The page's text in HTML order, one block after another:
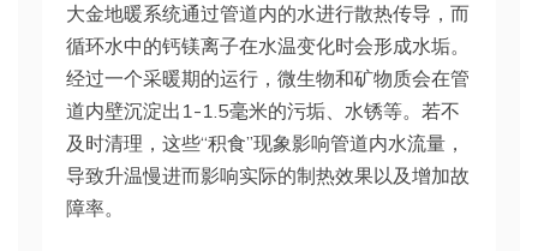
大金地暖系统通过管道内的水进行散热传导，而
循环水中的钙镁离子在水温变化时会形成水垢。
经过一个采暖期的运行，微生物和矿物质会在管
道内壁沉淀出1-1.5毫米的污垢、水锈等。若不
及时清理，这些“积食”现象影响管道内水流量，
导致升温慢进而影响实际的制热效果以及增加故
障率。